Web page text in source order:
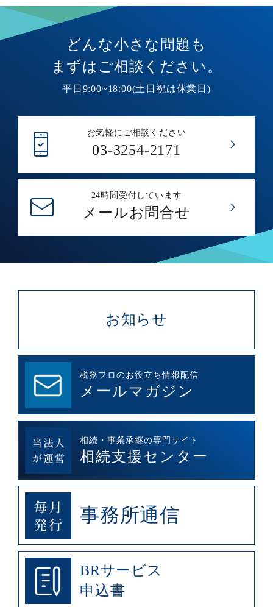
どんな小さな問題も
まずはご相談ください。
平日9:00~18:00(土日祝は休業日)
お気軽にご相談ください
03-3254-2171
24時間受付しています
メールお問合せ
お知らせ
税務プロのお役立ち情報配信
メールマガジン
相続・事業承継の専門サイト
相続支援センター
事務所通信
BRサービス
申込書